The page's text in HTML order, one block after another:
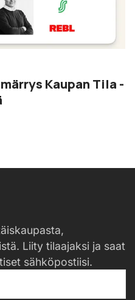
Kaupan Tila -
Liity tilaajaksi ja saat
sähköpostiisi.